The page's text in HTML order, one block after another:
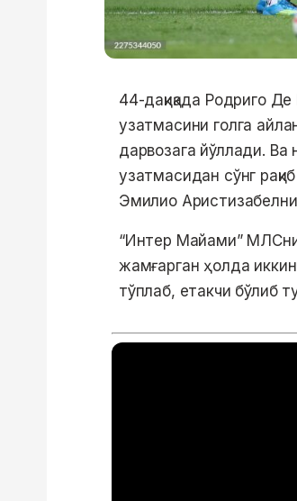
44-дақиқада Родриго
узатмасини голга
дарвозага йўллади. Ва
узатмасидан сўнг
Эмилио
“Интер Майами”
жамғарган ҳолда
тўплаб, етакчи бўлиб